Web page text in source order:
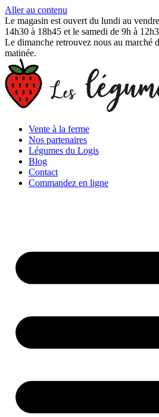
Aller au contenu
Le magasin est ouvert du lundi au
14h30 à 18h45 et le samedi de 9h à
Le dimanche retrouvez nous au marché
matinée.
Vente à la ferme
Nos partenaires
Légumes du Logis
Blog
Contact
Commandez en ligne